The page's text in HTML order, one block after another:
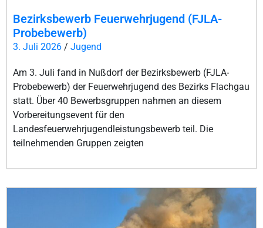
Bezirksbewerb Feuerwehrjugend (FJLA-
Probebewerb)
3. Juli 2026 / Jugend
Am 3. Juli fand in Nußdorf der Bezirksbewerb (FJLA-
Probebewerb) der Feuerwehrjugend des Bezirks Flachgau
statt. Über 40 Bewerbsgruppen nahmen an diesem
Vorbereitungsevent für den
Landesfeuerwehrjugendleistungsbewerb teil. Die
teilnehmenden Gruppen zeigten